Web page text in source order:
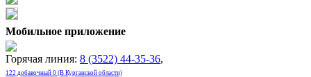
Мобильное приложение
Горячая линия: 8 (3522) 44-35-36,
122 добавочный 0 (В Курганской области)